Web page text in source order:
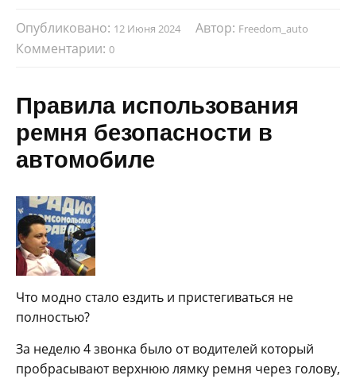
Опубликовано: 12 Июня 2024 Автор: Freedom_auto
Комментарии: 0
Правила использования
ремня безопасности в
автомобиле
Что модно стало ездить и пристегиваться не
полностью?
За неделю 4 звонка было от водителей который
пробрасывают верхнюю лямку ремня через голову,